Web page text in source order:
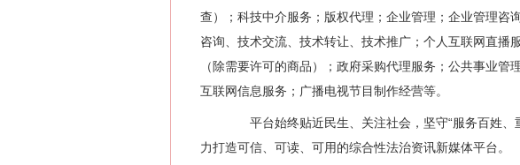
查）；科技中介服务；版权代理；企业管理；企业管理咨
咨询、技术交流、技术转让、技术推广；个人互联网直
（除需要许可的商品）；政府采购代理服务；公共事业
互联网信息服务；广播电视节目制作经营等。
平台始终贴近民生、关注社会，坚守“服务百姓、
力打造可信、可读、可用的综合性法治资讯新媒体平台。